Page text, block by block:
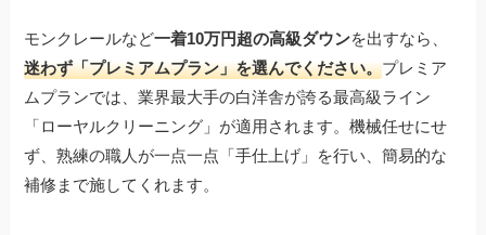
モンクレールなど一着10万円超の高級ダウンを出すなら、
迷わず「プレミアムプラン」を選んでください。プレミア
ムプランでは、業界最大手の白洋舎が誇る最高級ライン
「ローヤルクリーニング」が適用されます。機械任せにせ
ず、熟練の職人が一点一点「手仕上げ」を行い、簡易的な
補修まで施してくれます。